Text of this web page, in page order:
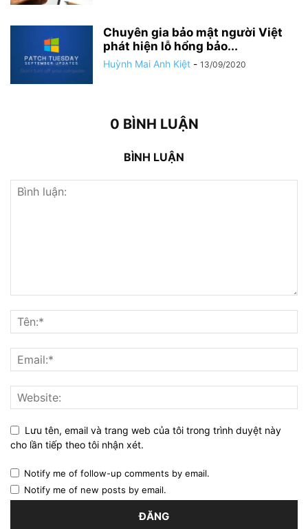
Chuyên gia bảo mật người Việt
phát hiện lỗ hổng bảo...
Huỳnh Mai Anh Kiệt - 13/09/2020
0 BÌNH LUẬN
BÌNH LUẬN
Lưu tên, email và trang web của tôi trong trình duyệt này
cho lần tiếp theo tôi nhận xét.
Notify me of follow-up comments by email.
Notify me of new posts by email.